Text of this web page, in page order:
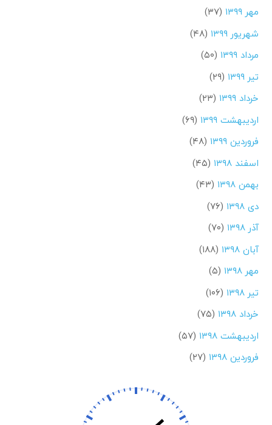
مهر ۱۳۹۹
(۳۷)
شهریور ۱۳۹۹
(۴۸)
مرداد ۱۳۹۹
(۵۰)
تیر ۱۳۹۹
(۲۹)
خرداد ۱۳۹۹
(۲۳)
اردیبهشت ۱۳۹۹
(۶۹)
فروردین ۱۳۹۹
(۴۸)
اسفند ۱۳۹۸
(۴۵)
بهمن ۱۳۹۸
(۴۳)
دی ۱۳۹۸
(۷۶)
آذر ۱۳۹۸
(۷۰)
آبان ۱۳۹۸
(۱۸۸)
مهر ۱۳۹۸
(۵)
تیر ۱۳۹۸
(۱۰۶)
خرداد ۱۳۹۸
(۷۵)
اردیبهشت ۱۳۹۸
(۵۷)
فروردین ۱۳۹۸
(۲۷)